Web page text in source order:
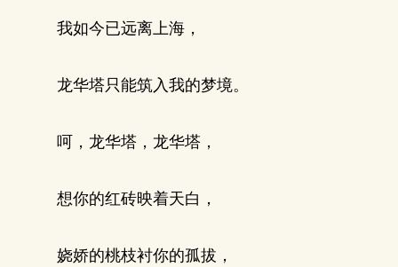
我如今已远离上海，
龙华塔只能筑入我的梦境。
呵，龙华塔，龙华塔，
想你的红砖映着天白，
娆娇的桃枝衬你的孤拔，